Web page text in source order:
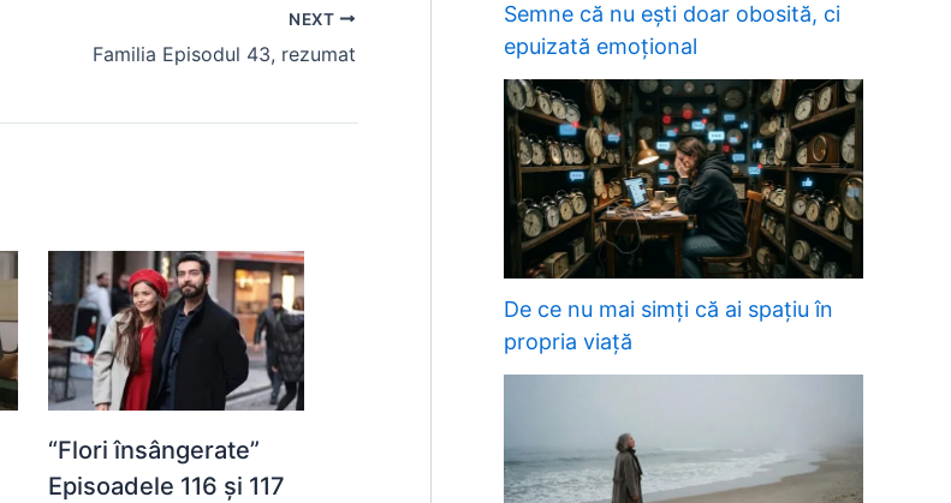
NEXT
Familia Episodul 43, rezumat
“Flori însângerate”
Episoadele 116 și 117
Semne că nu ești doar obosită, ci
epuizată emoțional
De ce nu mai simți că ai spațiu în
propria viață